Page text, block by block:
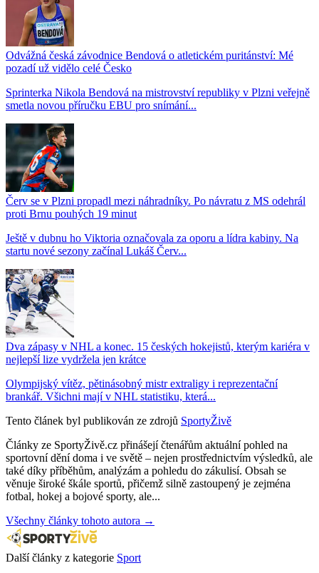
Odvážná česká závodnice Bendová o atletickém puritánství: Mé
pozadí už vidělo celé Česko
Sprinterka Nikola Bendová na mistrovství republiky v Plzni veřejně
smetla novou příručku EBU pro snímání...
Červ se v Plzni propadl mezi náhradníky. Po návratu z MS odehrál
proti Brnu pouhých 19 minut
Ještě v dubnu ho Viktoria označovala za oporu a lídra kabiny. Na
startu nové sezony začínal Lukáš Červ...
Dva zápasy v NHL a konec. 15 českých hokejistů, kterým kariéra v
nejlepší lize vydržela jen krátce
Olympijský vítěz, pětinásobný mistr extraligy i reprezentační
brankář. Všichni mají v NHL statistiku, která...
Tento článek byl publikován ze zdrojů SportyŽivě
Články ze SportyŽivě.cz přinášejí čtenářům aktuální pohled na
sportovní dění doma i ve světě – nejen prostřednictvím výsledků, ale
také díky příběhům, analýzám a pohledu do zákulisí. Obsah se
věnuje široké škále sportů, přičemž silně zastoupený je zejména
fotbal, hokej a bojové sporty, ale...
Všechny články tohoto autora →
Další články z kategorie Sport